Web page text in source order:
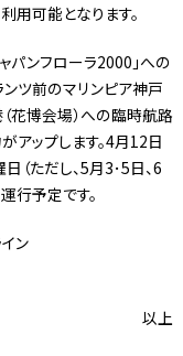
用可能となります。
パンフローラ2000」への
ンツ前のマリンピア神戸
花博会場）への臨時航路
アップします。4月12日
（ただし、5月3･5日、6
行予定です。
ン
以上